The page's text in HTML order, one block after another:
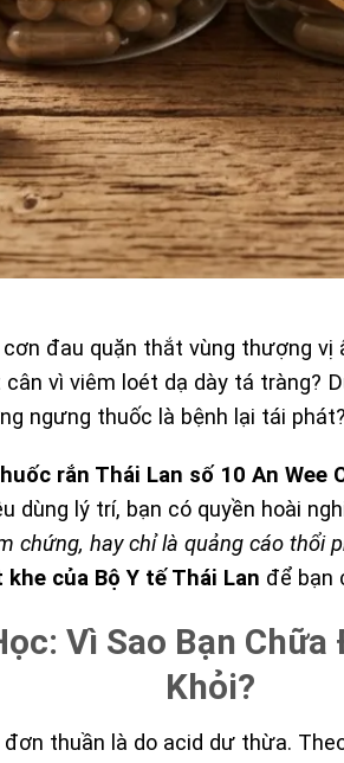
đau quặn thắt vùng thượng vị
vì viêm loét dạ dày tá tràng?
ngưng thuốc là bệnh lại tái phát?
rắn Thái Lan số 10 An Wee
dùng lý trí, bạn có quyền hoài
chứng, hay chỉ là quảng cáo thổi
khe của Bộ Y tế Thái Lan để bạn
Vì Sao Bạn Chữa
Khỏi?
thuần là do acid dư thừa.